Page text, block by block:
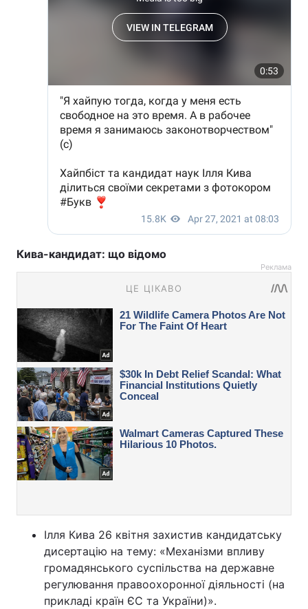
Кива-кандидат: що відомо
Реклама
Ілля Кива 26 квітня захистив кандидатську
дисертацію на тему: «Механізми впливу
громадянського суспiльства на державне
регулювання правоохоронної дiяльностi (на
прикладі країн ЄС та України)».